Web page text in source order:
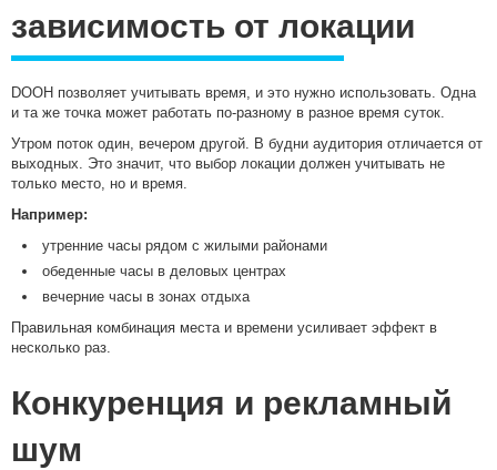
зависимость от локации
DOOH позволяет учитывать время, и это нужно использовать. Одна
и та же точка может работать по-разному в разное время суток.
Утром поток один, вечером другой. В будни аудитория отличается от
выходных. Это значит, что выбор локации должен учитывать не
только место, но и время.
Например:
утренние часы рядом с жилыми районами
обеденные часы в деловых центрах
вечерние часы в зонах отдыха
Правильная комбинация места и времени усиливает эффект в
несколько раз.
Конкуренция и рекламный
шум